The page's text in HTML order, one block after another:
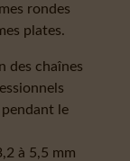
rondes
plates.
des chaînes
le
à 5,5 mm